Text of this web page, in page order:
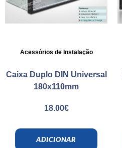
Acessórios de Instalação
Caixa Duplo DIN Universal
180x110mm
18.00€
ADICIONAR